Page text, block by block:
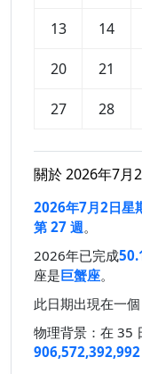
13 14
20 21
27 28
關於 2026年7月
2026年7月2日星
第 27 週。
2026年已完成
座是巨蟹座。
此日期出現在一個
物理背景：在 35